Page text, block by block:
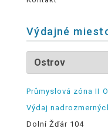
Výdajné
Průmyslová zóna II
Výdaj
Dolní Žďár 104